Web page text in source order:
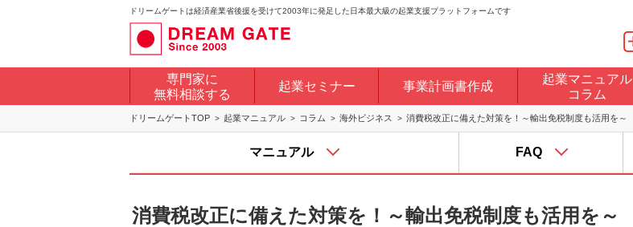
ドリームゲートは経済産業省後援を受けて2003年に発足した日本最大級の起業支援プラットフォームです
専門家に
無料相談する
起業セミナー 事業計画書作成
起業マニュアル
コラム
ドリームゲートTOP 起業マニュアル コラム 海外ビジネス 消費税改正に備えた対策を！～輸出免税制度も活用を～
マニュアル FAQ
消費税改正に備えた対策を！～輸出免税制度も活用を～